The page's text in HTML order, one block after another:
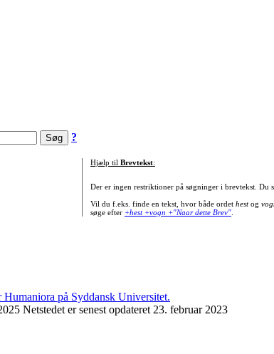
?
Hjælp til Brevtekst:
Der er ingen restriktioner på søgninger i brevtekst. Du
Vil du f.eks. finde en tekst, hvor både ordet hestog
søge efter +hest +vogn +"Naar dette Brev".
Netstedet er senest opdateret 23. februar 2023